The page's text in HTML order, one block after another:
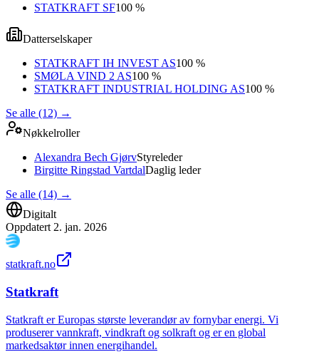
STATKRAFT SF100 %
Datterselskaper
STATKRAFT IH INVEST AS100 %
SMØLA VIND 2 AS100 %
STATKRAFT INDUSTRIAL HOLDING AS100 %
Se alle (12) →
Nøkkelroller
Alexandra Bech GjørvStyreleder
Birgitte Ringstad VartdalDaglig leder
Se alle (14) →
Digitalt
Oppdatert 2. jan. 2026
statkraft.no
Statkraft
Statkraft er Europas største leverandør av fornybar energi. Vi
produserer vannkraft, vindkraft og solkraft og er en global
markedsaktør innen energihandel.